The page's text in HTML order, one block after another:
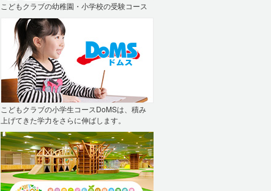
こどもクラブの幼稚園・小学校の受験コース
こどもクラブの小学生コースDoMSは、積み
上げてきた学力をさらに伸ばします。